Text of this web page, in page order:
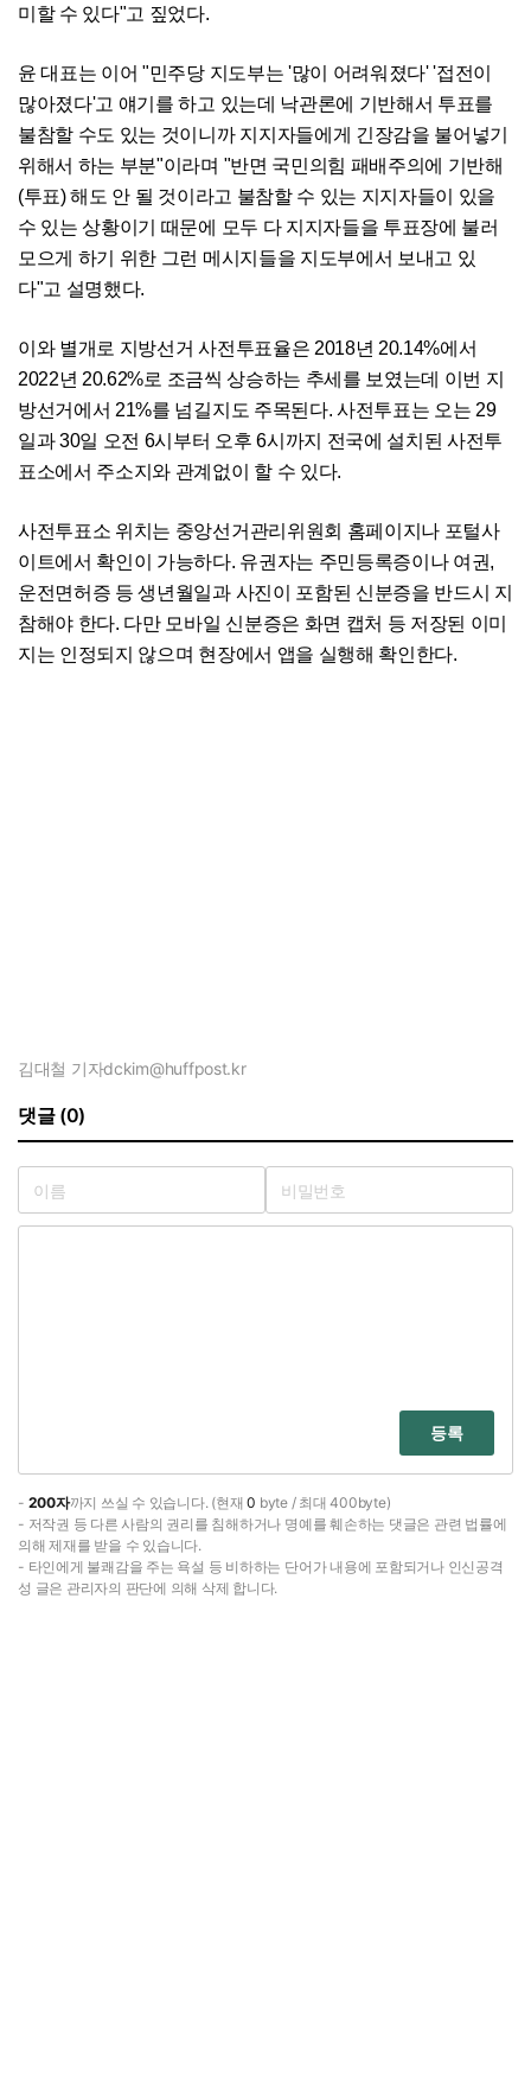
미할 수 있다"고 짚었다.
윤 대표는 이어 "민주당 지도부는 '많이 어려워졌다' '접전이
많아졌다'고 얘기를 하고 있는데 낙관론에 기반해서 투표를
불참할 수도 있는 것이니까 지지자들에게 긴장감을 불어넣기
위해서 하는 부분"이라며 "반면 국민의힘 패배주의에 기반해
(투표) 해도 안 될 것이라고 불참할 수 있는 지지자들이 있을
수 있는 상황이기 때문에 모두 다 지지자들을 투표장에 불러
모으게 하기 위한 그런 메시지들을 지도부에서 보내고 있
다"고 설명했다.
이와 별개로 지방선거 사전투표율은 2018년 20.14%에서
2022년 20.62%로 조금씩 상승하는 추세를 보였는데 이번 지
방선거에서 21%를 넘길지도 주목된다. 사전투표는 오는 29
일과 30일 오전 6시부터 오후 6시까지 전국에 설치된 사전투
표소에서 주소지와 관계없이 할 수 있다.
사전투표소 위치는 중앙선거관리위원회 홈페이지나 포털사
이트에서 확인이 가능하다. 유권자는 주민등록증이나 여권,
운전면허증 등 생년월일과 사진이 포함된 신분증을 반드시 지
참해야 한다. 다만 모바일 신분증은 화면 캡처 등 저장된 이미
지는 인정되지 않으며 현장에서 앱을 실행해 확인한다.
김대철 기자dckim@huffpost.kr
댓글 (0)
등록
- 200자까지 쓰실 수 있습니다. (현재0 byte / 최대 400byte)
- 저작권 등 다른 사람의 권리를 침해하거나 명예를 훼손하는 댓글은 관련 법률에
의해 제재를 받을 수 있습니다.
- 타인에게 불쾌감을 주는 욕설 등 비하하는 단어가 내용에 포함되거나 인신공격
성 글은 관리자의 판단에 의해 삭제 합니다.